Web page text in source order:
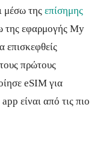
μέσω της επίσημης
της εφαρμογής My
επισκεφθείς
πρώτους
eSIM για
είναι από τις πιο